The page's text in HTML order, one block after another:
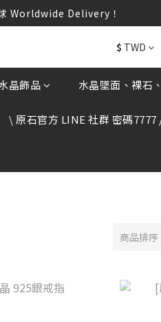
Worldwide Delivery！
Worldwide Delivery！
結，若有任何疑慮可撥打165反
球 Worldwide Delivery！
$ TWD
晶飾品 水晶墜面、裸石
\ 原石官方 LINE 社群 密碼7777
商品排序